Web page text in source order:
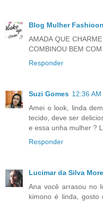
Blog Mulher
AMADA QUE
COMBINOU BEM
Responder
Suzi Gomes 12:36 AM
Amei o look, linda
tecido, deve ser
e essa unha mulher ?
Responder
Lucimar da Silva
Ana você arrasou no
kimono é linda, gosto